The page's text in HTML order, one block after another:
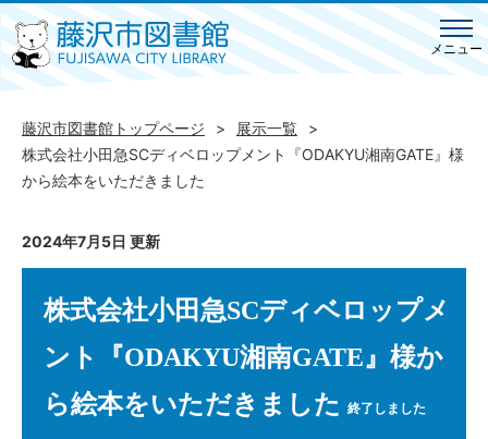
メニュー
藤沢市図書館トップページ
展示一覧
株式会社小田急SCディベロップメント『ODAKYU湘南GATE』様
から絵本をいただきました
2024年7月5日 更新
株式会社小田急SCディベロップメ
ント『ODAKYU湘南GATE』様か
ら絵本をいただきました
終了しました